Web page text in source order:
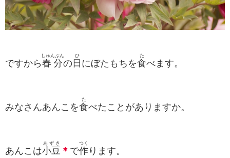
ですから春分
しゅんぶん
の 日
ひ
にぼたもちを食
た
べます。
みなさんあんこを食
た
べたことがありますか。
あんこは小豆
あずき
＊ で作
つく
ります。